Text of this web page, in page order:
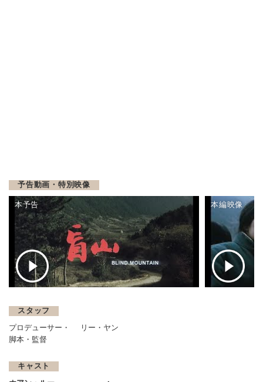
予告動画・特別映像
本予告 本編映像
スタッフ
プロデューサー・
脚本・監督
リー・ヤン
キャスト